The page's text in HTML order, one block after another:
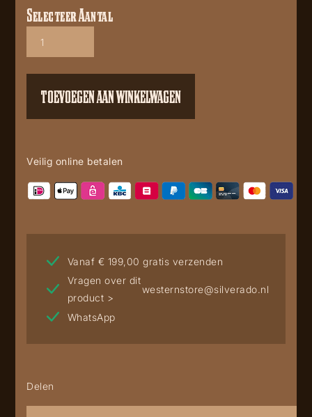
Mayura
2666
Selecteer Aantal
TOEVOEGEN AAN WINKELWAGEN
Veilig online betalen
Vanaf € 199,00 gratis verzenden
Vragen over dit
product >
westernstore@silverado.nl
WhatsApp
Delen